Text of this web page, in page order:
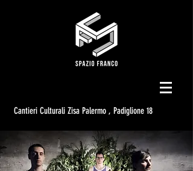
Cantieri Culturali Zisa Palermo , Padiglione 18